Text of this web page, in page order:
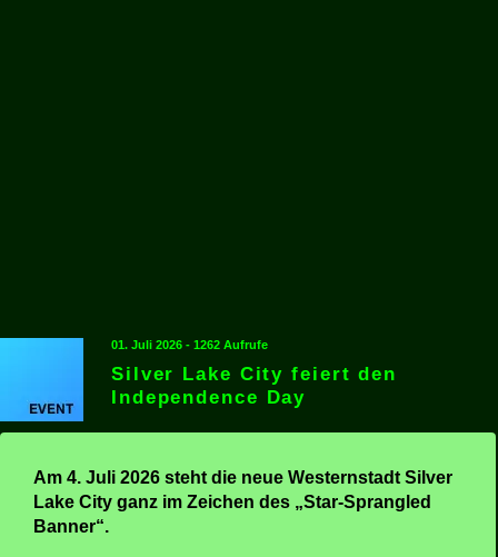
01. Juli 2026 - 1262 Aufrufe
Silver Lake City feiert den
Independence Day
Am 4. Juli 2026 steht die neue Westernstadt Silver
Lake City ganz im Zeichen des „Star-Sprangled
Banner“.